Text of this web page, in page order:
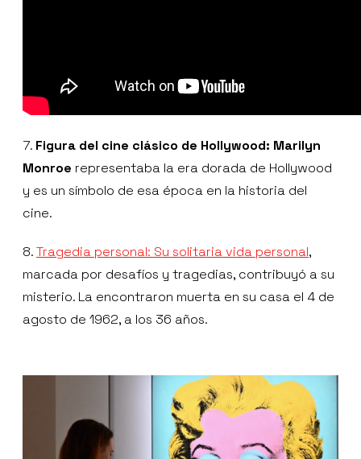
7. Figura del cine clásico de Hollywood: Marilyn
Monroe representaba la era dorada de Hollywood
y es un símbolo de esa época en la historia del
cine.
8.Tragedia personal: Su solitaria vida personal,
marcada por desafíos y tragedias, contribuyó a su
misterio. La encontraron muerta en su casa el 4 de
agosto de 1962, a los 36 años.